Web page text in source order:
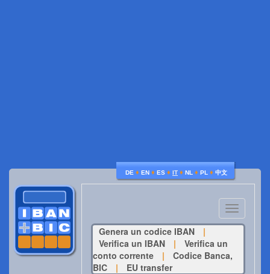
DE ♦ EN ♦ ES ♦ IT ♦ NL ♦ PL ♦ 中文
Toggle
navigation
Genera un codice IBAN
|
Verifica un IBAN
|
Verifica un
conto corrente
|
Codice Banca,
BIC
| EU transfer